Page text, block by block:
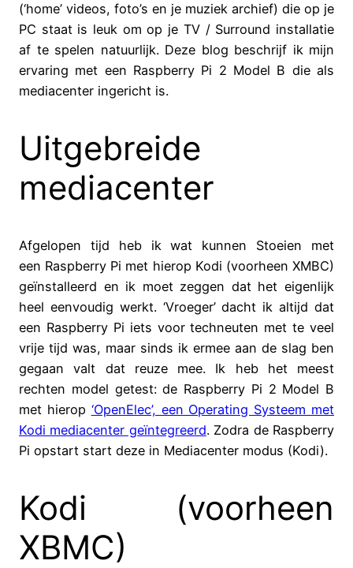
(‘home’ videos, foto’s en je muziek archief) die op je
PC staat is leuk om op je TV / Surround installatie
af te spelen natuurlijk. Deze blog beschrijf ik mijn
ervaring met een Raspberry Pi 2 Model B die als
mediacenter ingericht is.
Uitgebreide
mediacenter
Afgelopen tijd heb ik wat kunnen Stoeien met
een Raspberry Pi met hierop Kodi (voorheen XMBC)
geïnstalleerd en ik moet zeggen dat het eigenlijk
heel eenvoudig werkt. ‘Vroeger’ dacht ik altijd dat
een Raspberry Pi iets voor techneuten met te veel
vrije tijd was, maar sinds ik ermee aan de slag ben
gegaan valt dat reuze mee. Ik heb het meest
rechten model getest: de Raspberry Pi 2 Model B
met hierop ‘OpenElec’, een Operating Systeem met
Kodi mediacenter geïntegreerd. Zodra de Raspberry
Pi opstart start deze in Mediacenter modus (Kodi).
Kodi (voorheen
XBMC)